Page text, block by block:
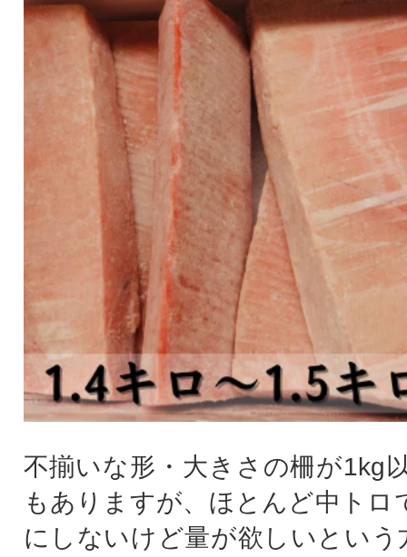
不揃いな形・大きさの柵が1kg
もありますが、ほとんど中トロ
にしないけど量が欲しいとい